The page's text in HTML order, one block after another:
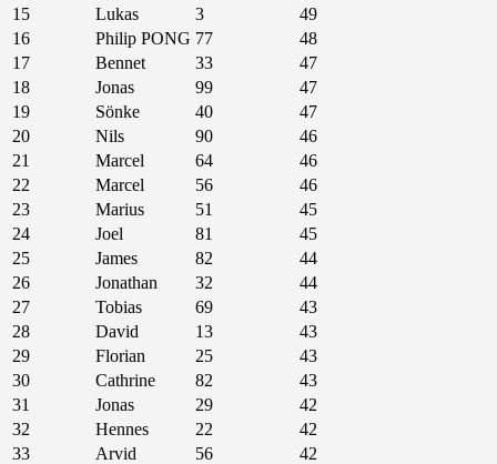
15
Lukas 3
49
16
Philip PONG 77
48
17
Bennet 33
47
18
Jonas 99
47
19
Sönke 40
47
20
Nils 90
46
21
Marcel 64
46
22
Marcel 56
46
23
Marius 51
45
24
Joel 81
45
25
James 82
44
26
Jonathan 32
44
27
Tobias 69
43
28
David 13
43
29
Florian 25
43
30
Cathrine 82
43
31
Jonas 29
42
32
Hennes 22
42
33
Arvid 56
42